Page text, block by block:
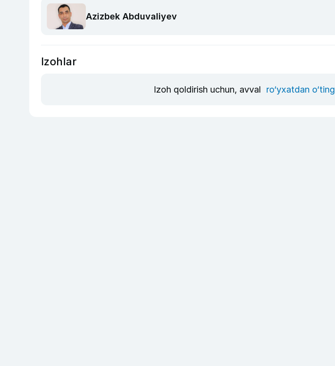
Azizbek Abduvaliyev
Izohlar
Izoh qoldirish uchun, avval ro‘yxatdan o‘ting